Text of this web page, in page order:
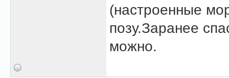
(настроенные
позу.Заранее
можно.